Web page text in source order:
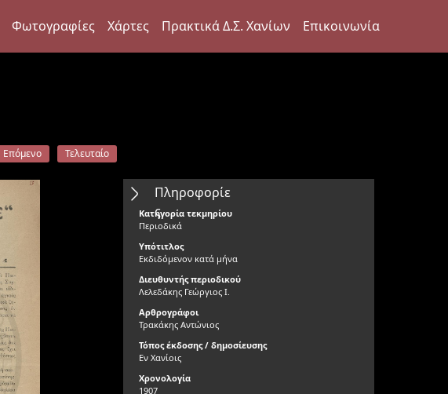
Φωτογραφίες Χάρτες Πρακτικά Δ.Σ. Χανίων Επικοινωνία
Επόμενο Τελευταίο
Πληροφορίε
ς
Κατηγορία τεκμηρίου
Περιοδικά
Υπότιτλος
Εκδιδόμενον κατά μήνα
Διευθυντής περιοδικού
Λελεδάκης Γεώργιος Ι.
Αρθρογράφοι
Τρακάκης Αντώνιος
Τόπος έκδοσης / δημοσίευσης
Εν Χανίοις
Χρονολογία
1907